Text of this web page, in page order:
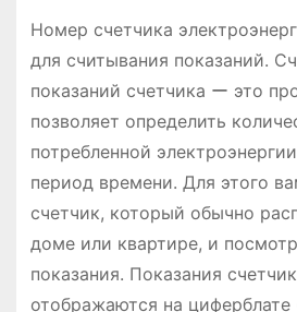
Номер счетчика
для считывания показаний.
показаний счетчика ー это
позволяет определить
потребленной
период времени. Для этого
счетчик, который обычно
доме или квартире, и
показания. Показания
отображаются на циферблате